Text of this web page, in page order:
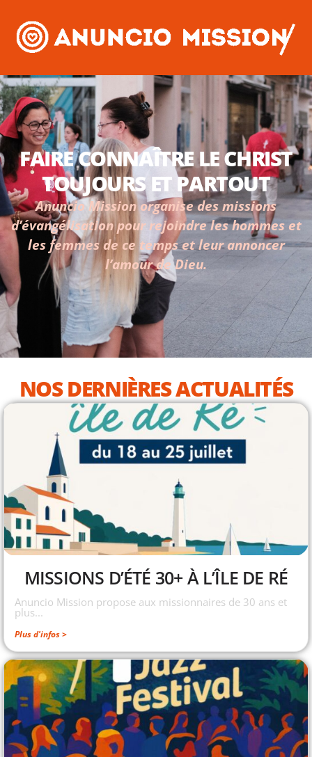
FAIRE CONNAÎTRE LE CHRIST
TOUJOURS ET PARTOUT
Anuncio Mission organise des missions
d’évangélisation pour rejoindre les hommes et
les femmes de ce temps et leur annoncer
l’amour de Dieu.
NOS DERNIÈRES ACTUALITÉS
MISSIONS D’ÉTÉ 30+ À L’ÎLE DE RÉ
Anuncio Mission propose aux missionnaires de 30 ans et
plus...
Plus d'infos >